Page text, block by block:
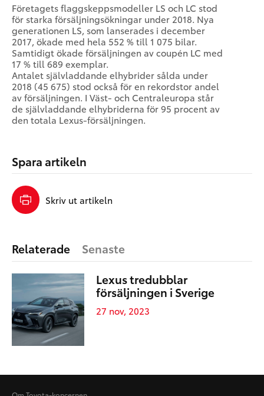
Företagets flaggskeppsmodeller LS och LC stod
för starka försäljningsökningar under 2018. Nya
generationen LS, som lanserades i december
2017, ökade med hela 552 % till 1 075 bilar.
Samtidigt ökade försäljningen av coupén LC med
17 % till 689 exemplar.
Antalet självladdande elhybrider sålda under
2018 (45 675) stod också för en rekordstor andel
av försäljningen. I Väst- och Centraleuropa står
de självladdande elhybriderna för 95 procent av
den totala Lexus-försäljningen.
Spara artikeln
Skriv ut artikeln
Relaterade
Senaste
Lexus tredubblar
försäljningen i Sverige
27 nov, 2023